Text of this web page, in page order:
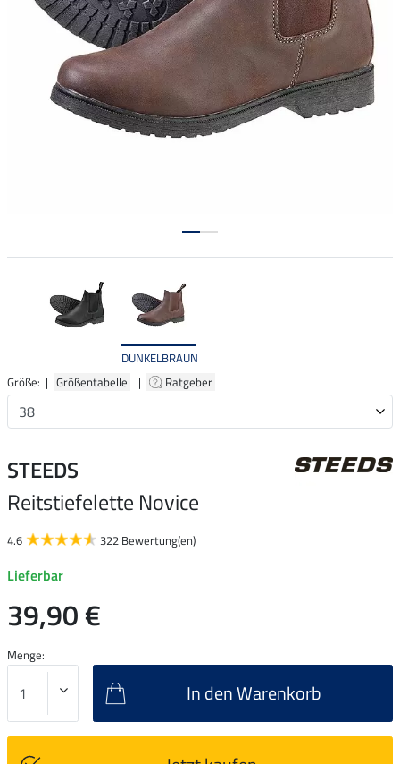
DUNKELBRAUN
Größe: | Größentabelle | Ratgeber
STEEDS
Reitstiefelette Novice
4.6 322 Bewertung(en)
Lieferbar
39,90 €
Menge:
In den Warenkorb